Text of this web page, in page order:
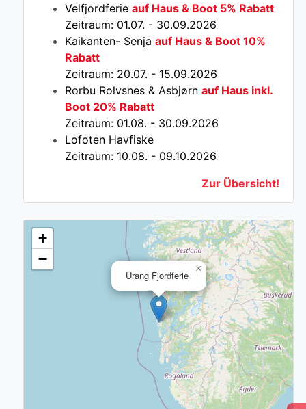
Velfjordferie auf Haus & Boot 5% Rabatt
Zeitraum: 01.07. - 30.09.2026
Kaikanten- Senja auf Haus & Boot 10%
Rabatt
Zeitraum: 20.07. - 15.09.2026
Rorbu Rolvsnes & Asbjørn auf Haus inkl.
Boot 20% Rabatt
Zeitraum: 01.08. - 30.09.2026
Lofoten Havfiske
Zeitraum: 10.08. - 09.10.2026
Zur Übersicht!
Urang Fjordferie
×
+
−